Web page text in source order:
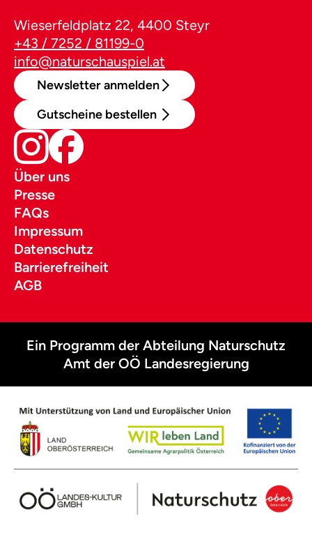
Wieserfeldplatz 22, 4400 Steyr
+43 / 7252 / 81199-0
info@naturschauspiel.at
Newsletter anmelden
Gutscheine bestellen
Über uns
Presse
FAQs
Impressum
Datenschutz
Barrierefreiheit
AGB
Ein Programm der Abteilung Naturschutz
Amt der OÖ Landesregierung